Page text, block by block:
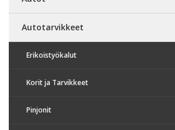
Autotarvikkeet
Erikoistyökalut
Korit ja Tarvikkeet
Pinjonit